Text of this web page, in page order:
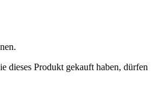
dieses Produkt gekauft haben, dürfen